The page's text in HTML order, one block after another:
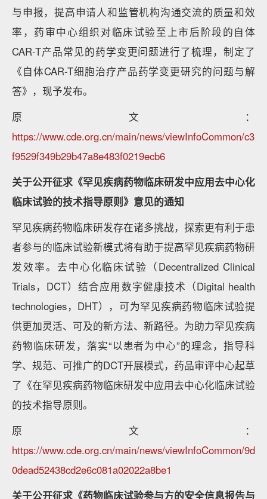
与申报，提高申请人和监管机构沟通交流的质量和效
率，药审中心组织对临床试验至上市后阶段的自体
CAR-T产品常见的药学变更问题进行了梳理，制定了
《自体CAR-T细胞治疗产品药学变更研究的问题与解
答》，现予发布。
原文：
https://www.cde.org.cn/main/news/viewInfoCommon/c3
f9529f349b29b47a8e483f0219ecb6
关于公开征求《罕见疾病药物临床研发中应用去中心化
临床试验的技术指导原则》意见的通知
罕见疾病药物临床研发存在诸多挑战，探索更有利于患
者参与的临床试验新模式将有助于提高罕见疾病药物研
发效率。去中心化临床试验（Decentralized Clinical
Trials，DCT）结合应用数字健康技术（Digital health
technologies，DHT），可为罕见疾病药物临床试验提
供更加灵活、可及的新方法、新路径。为助力罕见疾病
药物临床研发，落实“以患者为中心”的理念，指导科
学、规范、可推广的DCT开展模式，药品审评中心起草
了《在罕见疾病药物临床研发中应用去中心化临床试验
的技术指导原则。
原文：
https://www.cde.org.cn/main/news/viewInfoCommon/9d
0dead52438cd2e6c081a02022a8be1
关于公开征求《药物临床试验参与方的安全信息报告与